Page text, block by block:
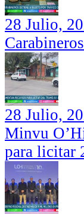
28 Julio,
28 Julio,
Minvu
para licitar